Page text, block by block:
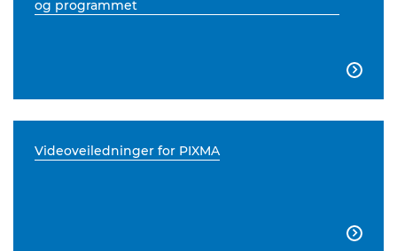
og programmet

Videoveiledninger for PIXMA
